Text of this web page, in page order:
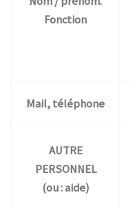
Fonction
Mail, téléphone
AUTRE
PERSONNEL
(ou : aide)